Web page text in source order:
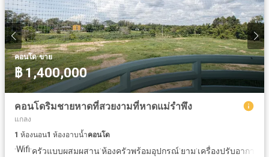
คอนโด·ขาย
฿ 1,400,000
คอนโดริมชายหาดที่สวยงามที่หาดแม่รำพึง
แกลง
1 ห้องนอน1 ห้องอาบน้ำคอนโด
·Wifi·ครัวแบบผสมผสาน·ห้องครัวพร้อมอุปกรณ์·ยาม·เครื่องปรับอากาศ